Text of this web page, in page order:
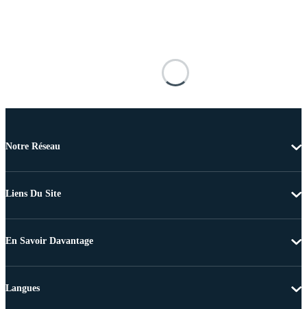
Notre Réseau
Liens Du Site
En Savoir Davantage
Langues